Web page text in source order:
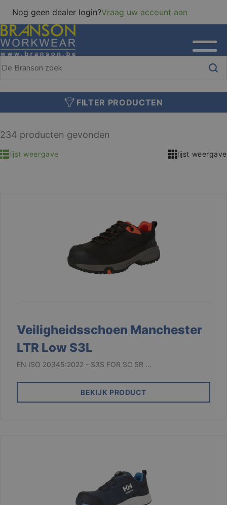
Nog geen dealer login?Vraag uw account aan
FILTER PRODUCTEN
234 producten gevonden
lijst weergave lijst weergave
Veiligheidsschoen Manchester
LTR Low S3L
EN ISO 20345:2022 - S3S FOR SC SR …
BEKIJK PRODUCT